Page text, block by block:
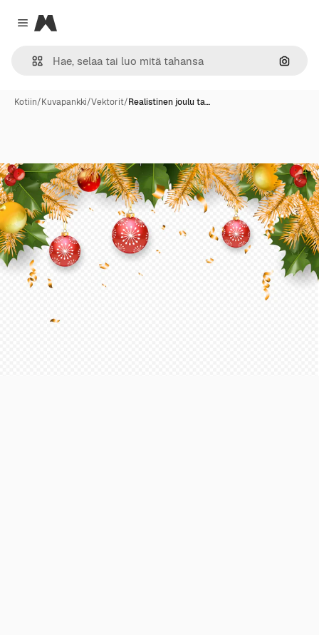
Close menu
Magnific
Hae
Kotiin/Kuvapankki/Vektorit/Realistinen joulu ta…